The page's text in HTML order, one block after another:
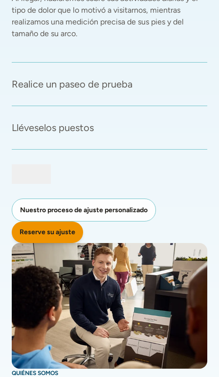
tipo de dolor que lo motivó a visitarnos, mientras
realizamos una medición precisa de sus pies y del
tamaño de su arco.
Realice un paseo de prueba
Lléveselos puestos
Nuestro proceso de ajuste personalizado
Reserve su ajuste
QUIÉNES SOMOS